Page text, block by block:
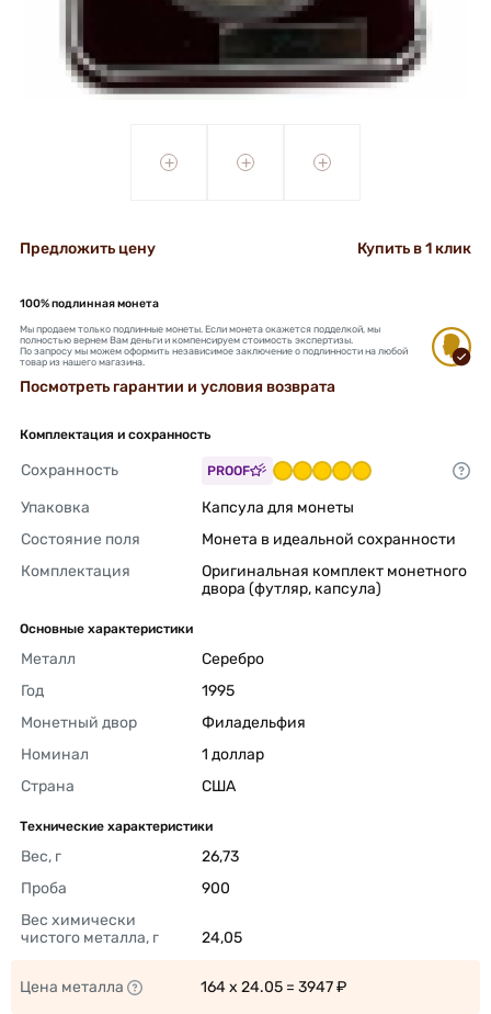
+ + +
Предложить цену Купить в 1 клик
100% подлинная монета
Мы продаем только подлинные монеты. Если монета окажется подделкой, мы
полностью вернем Вам деньги и компенсируем стоимость экспертизы.
По запросу мы можем оформить независимое заключение о подлинности на любой
товар из нашего магазина.
Посмотреть гарантии и условия возврата
Комплектация и сохранность
Сохранность PROOF
Упаковка
Капсула для монеты
Состояние поля
Монета в идеальной сохранности
Комплектация
Оригинальная комплект монетного
двора (футляр, капсула)
Основные характеристики
Металл
Серебро
Год
1995
Монетный двор
Филадельфия
Номинал
1 доллар
Страна
США
Технические характеристики
Вес, г
26,73
Проба
900
Вес химически
чистого металла, г
24,05
Цена металла 164 x 24.05 = 3947 ₽